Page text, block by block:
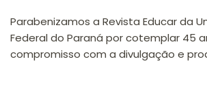
Parabenizamos a Revista Educar da
Federal do Paraná por cotemplar 45
compromisso com a divulgação e